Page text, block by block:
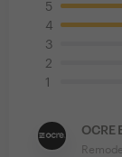
5
4
3
2
1
OCRE